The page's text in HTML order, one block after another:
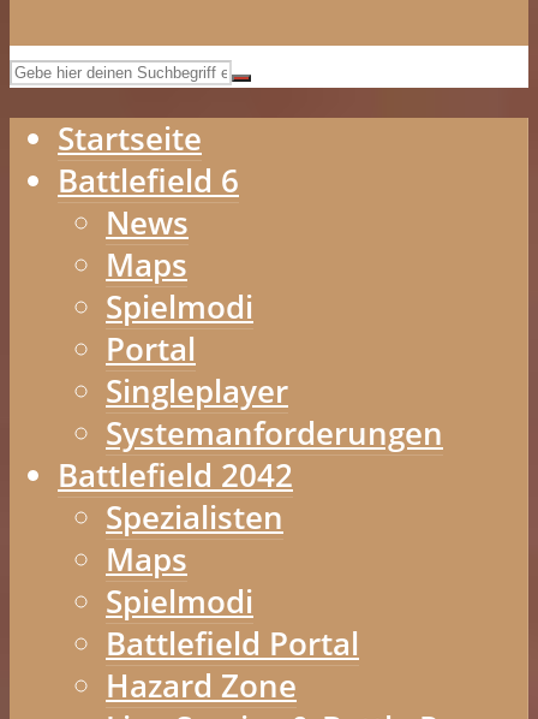
Startseite
Battlefield 6
News
Maps
Spielmodi
Portal
Singleplayer
Systemanforderungen
Battlefield 2042
Spezialisten
Maps
Spielmodi
Battlefield Portal
Hazard Zone